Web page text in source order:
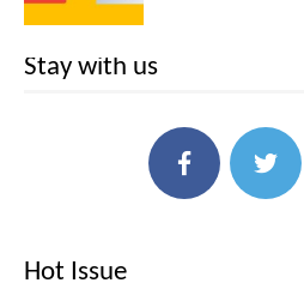
Stay with us
Hot Issue